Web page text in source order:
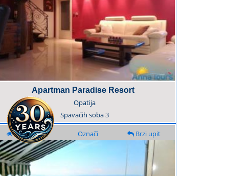
Apartman Paradise Resort
Opatija
Spavaćih soba3
Brzi pogled Označi Brzi upit